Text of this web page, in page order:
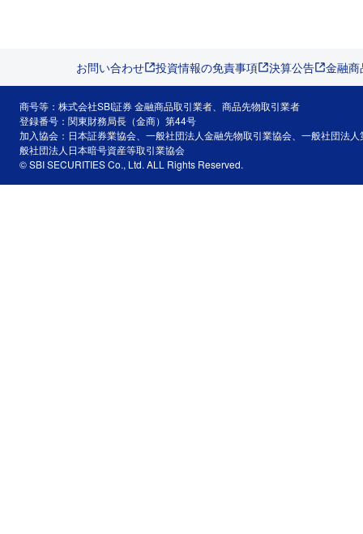
お問い合わせ 投資情報の免責事項 決算公告 金融
商号等：株式会社SBI証券 金融商品取引業者、商品先物取引業者
登録番号：関東財務局長（金商）第44号
加入協会：日本証券業協会、一般社団法人金融先物取引業協会、一般社団法
般社団法人日本暗号資産等取引業協会
© SBI SECURITIES Co., Ltd. ALL Rights Reserved.